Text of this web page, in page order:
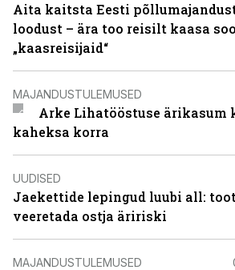
Aita kaitsta Eesti
loodust – ära too reisilt kaasa
„kaasreisijaid“
MAJANDUSTULEMUSED
Arke Lihatööstuse ärikasum
kaheksa korra
UUDISED
Jaekettide lepingud luubi all:
veeretada ostja äririski
MAJANDUSTULEMUSED